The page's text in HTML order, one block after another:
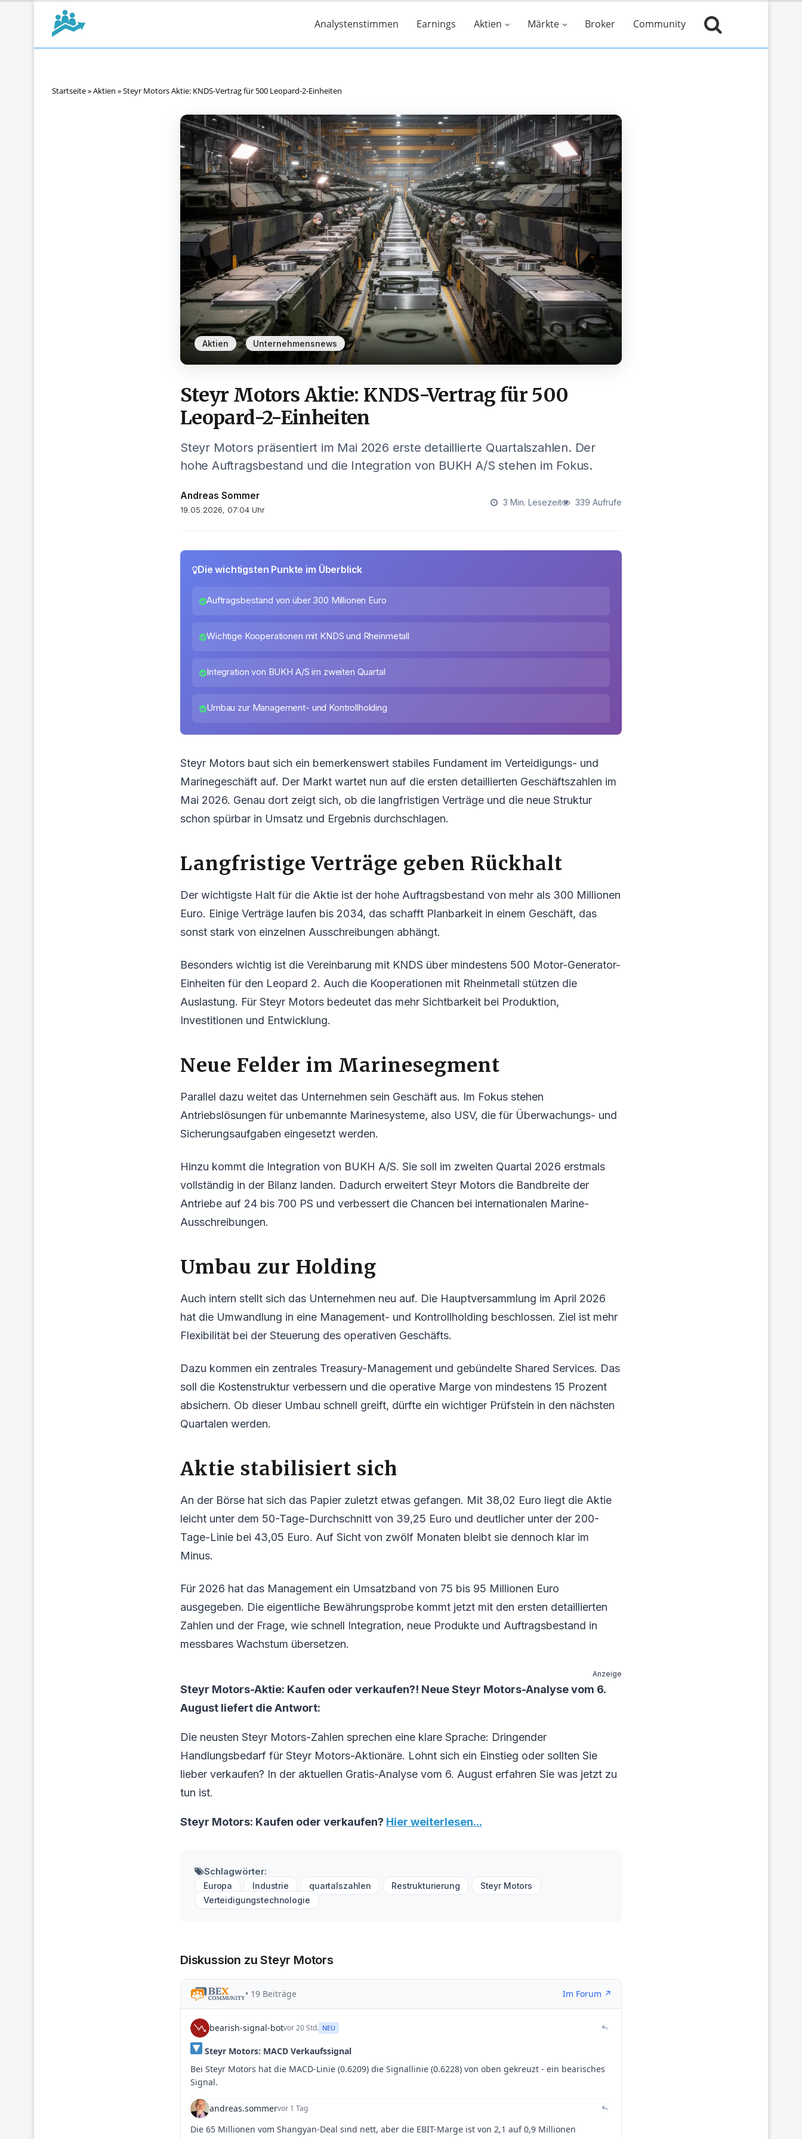
Analystenstimmen Earnings Aktien Märkte Broker Community
Startseite»Aktien »Steyr Motors Aktie: KNDS-Vertrag für 500 Leopard-2-Einheiten
Aktien , Unternehmensnews
Steyr Motors Aktie: KNDS-Vertrag für 500
Leopard-2-Einheiten
Steyr Motors präsentiert im Mai 2026 erste detaillierte Quartalszahlen. Der
hohe Auftragsbestand und die Integration von BUKH A/S stehen im Fokus.
Andreas Sommer
19.05.2026, 07:04 Uhr
3 Min. Lesezeit 339 Aufrufe
Die wichtigsten Punkte im Überblick
Auftragsbestand von über 300 Millionen Euro
Wichtige Kooperationen mit KNDS und Rheinmetall
Integration von BUKH A/S im zweiten Quartal
Umbau zur Management- und Kontrollholding
Steyr Motors baut sich ein bemerkenswert stabiles Fundament im Verteidigungs- und
Marinegeschäft auf. Der Markt wartet nun auf die ersten detaillierten Geschäftszahlen im
Mai 2026. Genau dort zeigt sich, ob die langfristigen Verträge und die neue Struktur
schon spürbar in Umsatz und Ergebnis durchschlagen.
Langfristige Verträge geben Rückhalt
Der wichtigste Halt für die Aktie ist der hohe Auftragsbestand von mehr als 300 Millionen
Euro. Einige Verträge laufen bis 2034, das schafft Planbarkeit in einem Geschäft, das
sonst stark von einzelnen Ausschreibungen abhängt.
Besonders wichtig ist die Vereinbarung mit KNDS über mindestens 500 Motor-Generator-
Einheiten für den Leopard 2. Auch die Kooperationen mit Rheinmetall stützen die
Auslastung. Für Steyr Motors bedeutet das mehr Sichtbarkeit bei Produktion,
Investitionen und Entwicklung.
Neue Felder im Marinesegment
Parallel dazu weitet das Unternehmen sein Geschäft aus. Im Fokus stehen
Antriebslösungen für unbemannte Marinesysteme, also USV, die für Überwachungs- und
Sicherungsaufgaben eingesetzt werden.
Hinzu kommt die Integration von BUKH A/S. Sie soll im zweiten Quartal 2026 erstmals
vollständig in der Bilanz landen. Dadurch erweitert Steyr Motors die Bandbreite der
Antriebe auf 24 bis 700 PS und verbessert die Chancen bei internationalen Marine-
Ausschreibungen.
Umbau zur Holding
Auch intern stellt sich das Unternehmen neu auf. Die Hauptversammlung im April 2026
hat die Umwandlung in eine Management- und Kontrollholding beschlossen. Ziel ist mehr
Flexibilität bei der Steuerung des operativen Geschäfts.
Dazu kommen ein zentrales Treasury-Management und gebündelte Shared Services. Das
soll die Kostenstruktur verbessern und die operative Marge von mindestens 15 Prozent
absichern. Ob dieser Umbau schnell greift, dürfte ein wichtiger Prüfstein in den nächsten
Quartalen werden.
Aktie stabilisiert sich
An der Börse hat sich das Papier zuletzt etwas gefangen. Mit 38,02 Euro liegt die Aktie
leicht unter dem 50-Tage-Durchschnitt von 39,25 Euro und deutlicher unter der 200-
Tage-Linie bei 43,05 Euro. Auf Sicht von zwölf Monaten bleibt sie dennoch klar im
Minus.
Für 2026 hat das Management ein Umsatzband von 75 bis 95 Millionen Euro
ausgegeben. Die eigentliche Bewährungsprobe kommt jetzt mit den ersten detaillierten
Zahlen und der Frage, wie schnell Integration, neue Produkte und Auftragsbestand in
messbares Wachstum übersetzen.
Anzeige
Steyr Motors-Aktie: Kaufen oder verkaufen?! Neue Steyr Motors-Analyse vom 6.
August liefert die Antwort:
Die neusten Steyr Motors-Zahlen sprechen eine klare Sprache: Dringender
Handlungsbedarf für Steyr Motors-Aktionäre. Lohnt sich ein Einstieg oder sollten Sie
lieber verkaufen? In der aktuellen Gratis-Analyse vom 6. August erfahren Sie was jetzt zu
tun ist.
Steyr Motors: Kaufen oder verkaufen? Hier weiterlesen...
Schlagwörter:
Europa Industrie quartalszahlen Restrukturierung
Steyr Motors
Verteidigungstechnologie
Diskussion zu Steyr Motors